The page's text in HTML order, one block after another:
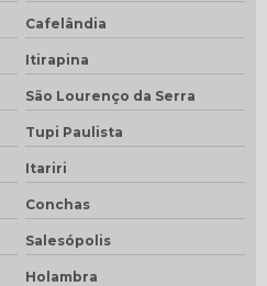
Cafelândia
Itirapina
São Lourenço da Serra
Tupi Paulista
Itariri
Conchas
Salesópolis
Holambra